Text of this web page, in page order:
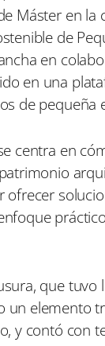
r
t
i
r
e
n
Máster en
de
en
en una
de pequeña
centra en
que tuvo
un elemento
y contó con